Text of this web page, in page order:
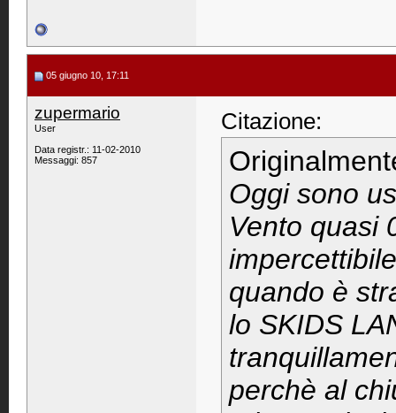
05 giugno 10, 17:11
zupermario
User
Data registr.: 11-02-2010
Messaggi: 857
Citazione:
Oggi sono
Vento quasi
quando è
lo SKIDS
perchè al